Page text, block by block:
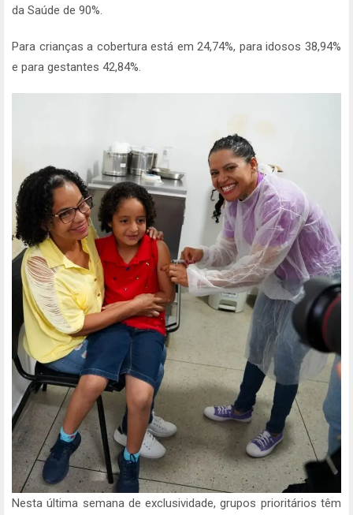
da Saúde de 90%.
Para crianças a cobertura está em 24,74%, para idosos 38,94%
e para gestantes 42,84%.
Nesta última semana de exclusividade, grupos prioritários têm